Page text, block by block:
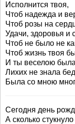
Исполнится твоя,
Чтоб надежда и
Чтоб розы на
Удачи, здоровья и
Чтоб не было не
Чтоб жизнь твоя
И ты веселою
Лихих не знала
Была со мною
Сегодня день
А сколько